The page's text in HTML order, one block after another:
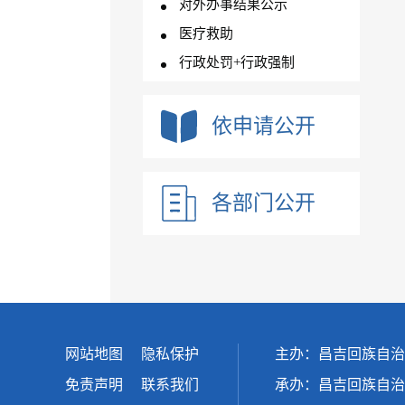
对外办事结果公示
医疗救助
行政处罚+行政强制
依申请公开
各部门公开
网站地图
隐私保护
免责声明
联系我们
主办：昌吉回族自
承办：昌吉回族自